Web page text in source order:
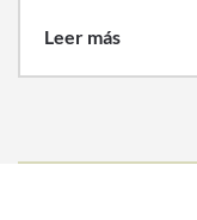
Leer más